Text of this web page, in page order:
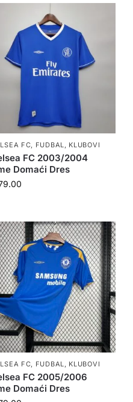
FC, FUDBAL, KLUBOVI
FC 2003/2004
Domaći Dres
FC, FUDBAL, KLUBOVI
FC 2005/2006
Domaći Dres